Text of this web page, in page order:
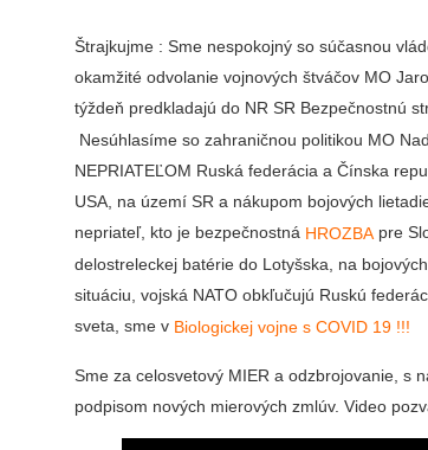
Štrajkujme : Sme nespokojný so súčasnou
okamžité odvolanie vojnových štváčov MO
týždeň predkladajú do NR SR Bezpečnostnú
Nesúhlasíme so zahraničnou politikou MO
NEPRIATEĽOM Ruská federácia a Čínska
USA, na území SR a nákupom bojových
nepriateľ, kto je bezpečnostná HROZBA pre
delostreleckej batérie do Lotyšska, na
situáciu, vojská NATO obkľučujú Ruskú
sveta, sme v Biologickej vojne s COVID 19 !!!
Sme za celosvetový MIER a odzbrojovanie, s
podpisom nových mierových zmlúv. Video